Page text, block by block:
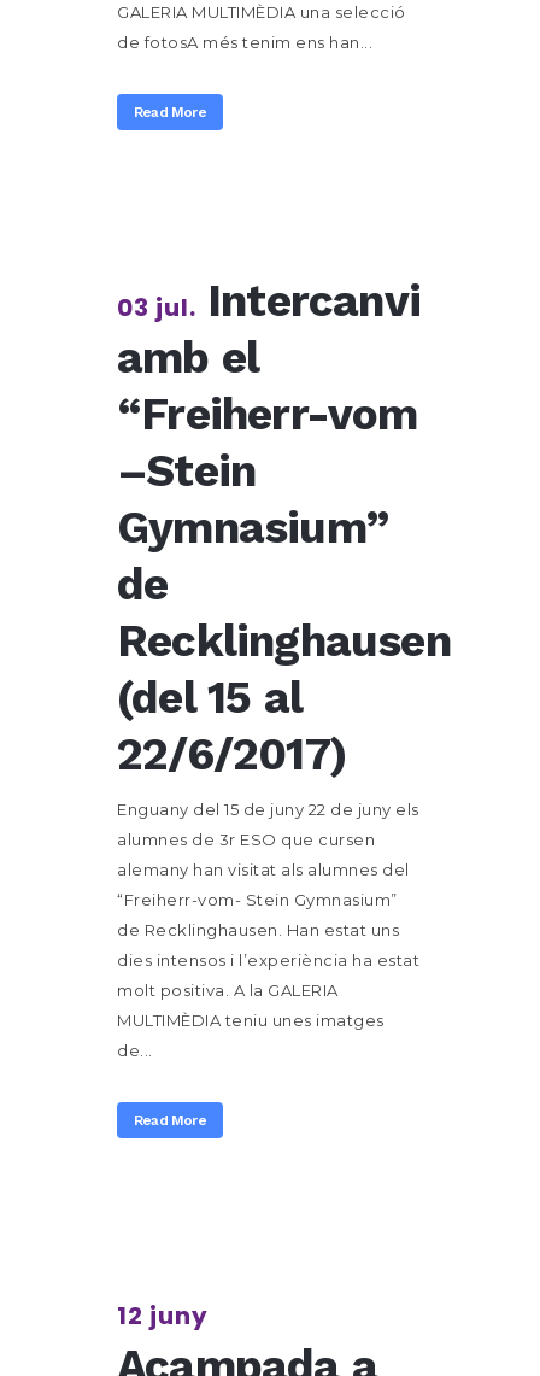
GALERIA MULTIMÈDIA una selecció
de fotosA més tenim ens han...
Read More
03 jul. Intercanvi
amb el
“Freiherr-vom
–Stein
Gymnasium”
de
Recklinghausen
(del 15 al
22/6/2017)
Enguany del 15 de juny 22 de juny els
alumnes de 3r ESO que cursen
alemany han visitat als alumnes del
“Freiherr-vom- Stein Gymnasium”
de Recklinghausen. Han estat uns
dies intensos i l’experiència ha estat
molt positiva. A la GALERIA
MULTIMÈDIA teniu unes imatges
de...
Read More
12 juny